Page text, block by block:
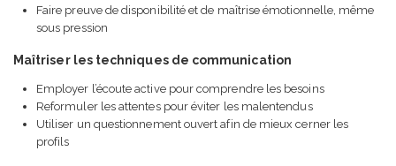
Faire preuve de disponibilité et de maîtrise émotionnelle, même
sous pression
Maîtriser les techniques de communication
Employer l’écoute active pour comprendre les besoins
Reformuler les attentes pour éviter les malentendus
Utiliser un questionnement ouvert afin de mieux cerner les
profils